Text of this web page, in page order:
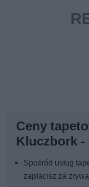
Ceny
Kluczbork
Spośród usług
zapłacisz za